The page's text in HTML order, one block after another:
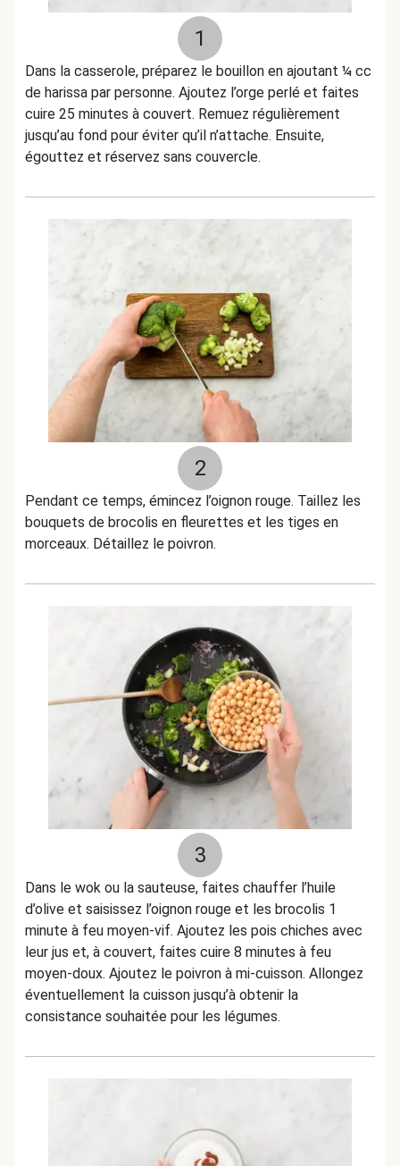
1
Dans la casserole, préparez le bouillon en ajoutant ¼ cc
de harissa par personne. Ajoutez l’orge perlé et faites
cuire 25 minutes à couvert. Remuez régulièrement
jusqu’au fond pour éviter qu’il n’attache. Ensuite,
égouttez et réservez sans couvercle.
2
Pendant ce temps, émincez l’oignon rouge. Taillez les
bouquets de brocolis en fleurettes et les tiges en
morceaux. Détaillez le poivron.
3
Dans le wok ou la sauteuse, faites chauffer l’huile
d’olive et saisissez l’oignon rouge et les brocolis 1
minute à feu moyen-vif. Ajoutez les pois chiches avec
leur jus et, à couvert, faites cuire 8 minutes à feu
moyen-doux. Ajoutez le poivron à mi-cuisson. Allongez
éventuellement la cuisson jusqu’à obtenir la
consistance souhaitée pour les légumes.